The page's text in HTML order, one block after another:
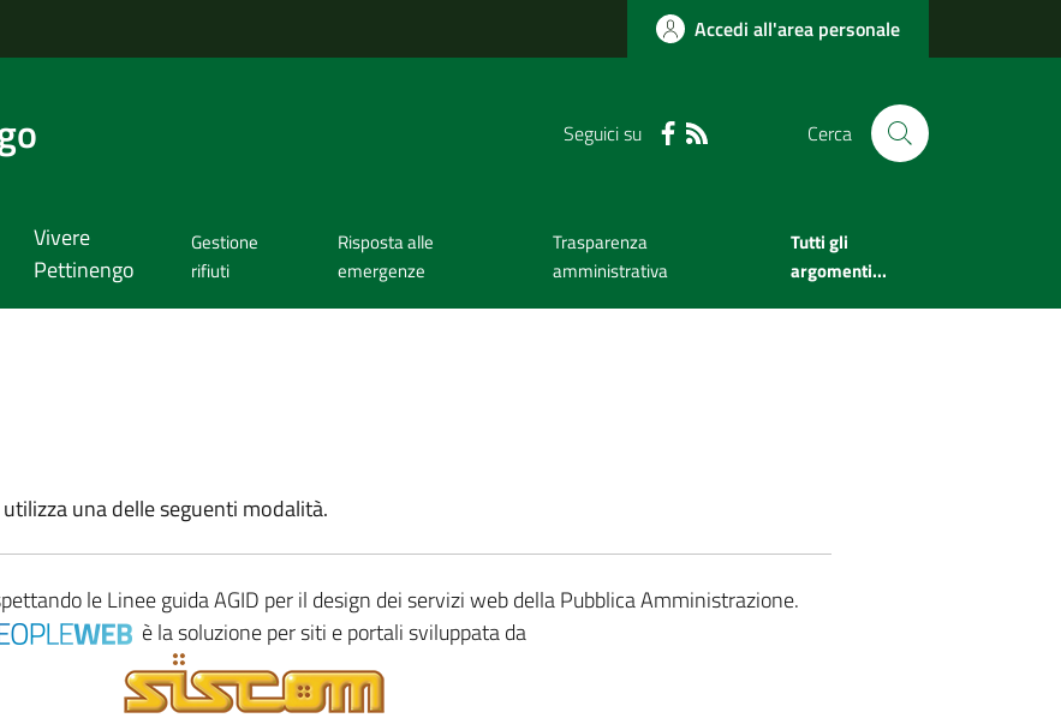
Accedi all'area personale
Seguici su Cerca
Vivere
Pettinengo
Gestione
rifiuti
Risposta alle
emergenze
Trasparenza
amministrativa
Tutti gli
argomenti...
una delle seguenti modalità.
leLinee guida AGID per il design dei servizi web della Pubblica Amministrazione.
è la soluzione per siti e portali sviluppata da